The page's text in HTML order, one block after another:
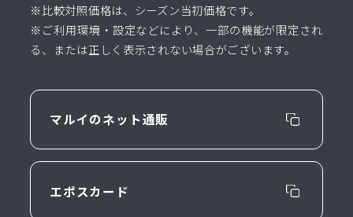
※比較対照価格は、シーズン当初価格です。
※ご利用環境・設定などにより、一部の機能が限定され
る、または正しく表示されない場合がございます。
マルイのネット通販
エポスカード